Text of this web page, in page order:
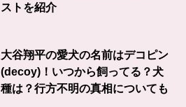
ストを紹介
大谷翔平の愛犬の名前はデコピン
(decoy)！いつから飼ってる？犬
種は？行方不明の真相についても